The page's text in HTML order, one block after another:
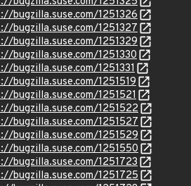
bugzilla.suse.com/1251326
bugzilla.suse.com/1251327
bugzilla.suse.com/1251329
bugzilla.suse.com/1251330
bugzilla.suse.com/1251331
bugzilla.suse.com/1251519
bugzilla.suse.com/1251521
bugzilla.suse.com/1251522
bugzilla.suse.com/1251527
bugzilla.suse.com/1251529
bugzilla.suse.com/1251550
bugzilla.suse.com/1251723
bugzilla.suse.com/1251725